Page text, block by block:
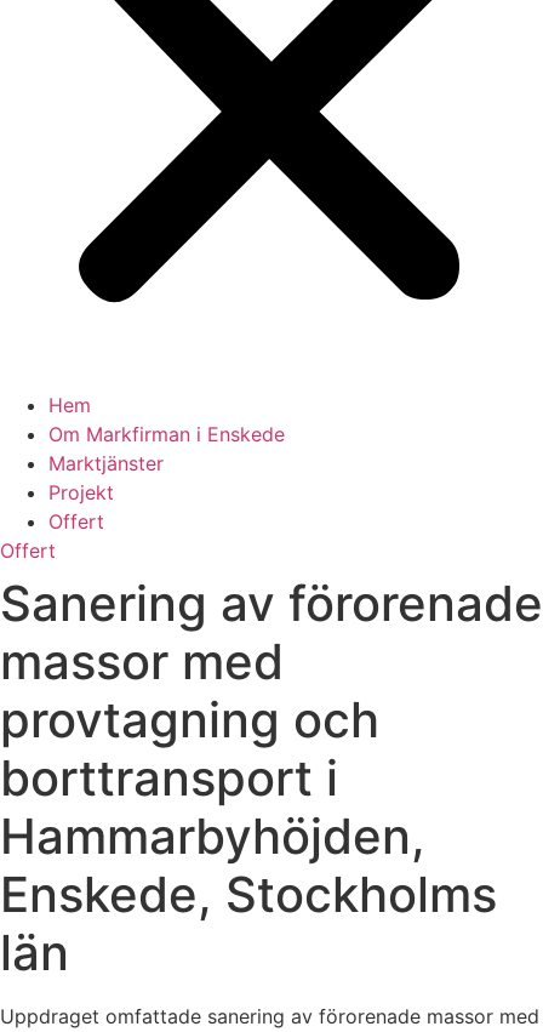
Hem
Om Markfirman i Enskede
Marktjänster
Projekt
Offert
Offert
Sanering av förorenade
massor med
provtagning och
borttransport i
Hammarbyhöjden,
Enskede, Stockholms
län
Uppdraget omfattade sanering av förorenade massor med